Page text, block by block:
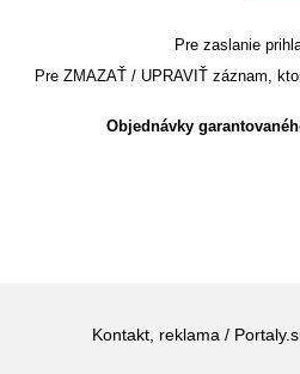
Pre zaslanie
Pre ZMAZAŤ / UPRAVIŤ záznam,
Objednávky
Kontakt, reklama /